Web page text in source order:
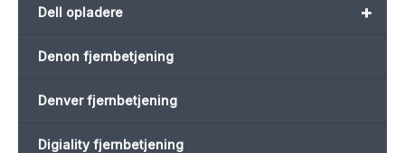
+
Dell opladere
Denon fjernbetjening
Denver fjernbetjening
Digiality fjernbetjening